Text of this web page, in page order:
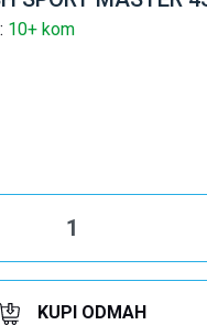
10+ kom
KUPI ODMAH